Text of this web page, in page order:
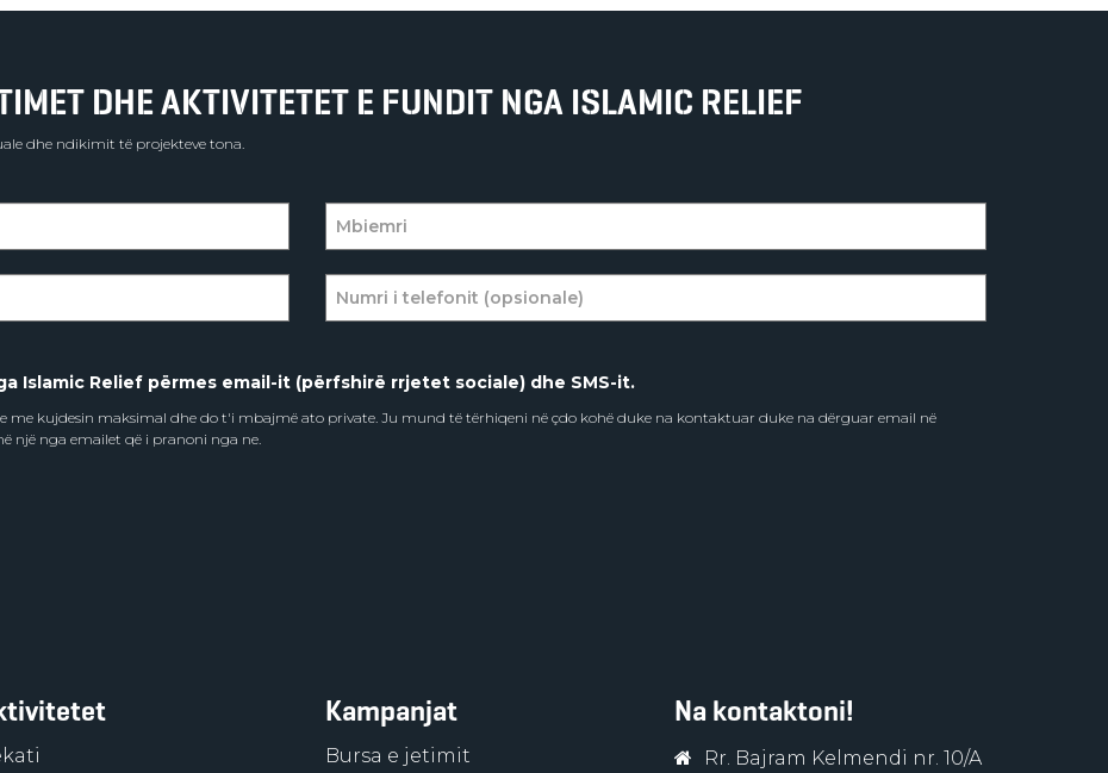
DHE AKTIVITETET E FUNDIT NGA ISLAMIC RELIEF
dhe ndikimit të projekteve tona.
Islamic Relief përmes email-it (përfshirë rrjetet sociale) dhe SMS-it.
kujdesin maksimal dhe do t'i mbajmë ato private. Ju mund të tërhiqeni në çdo kohë duke na kontaktuar duke na dërguar email në
një nga emailet që i pranoni nga ne.
Kampanjat
Bursa e jetimit
Na kontaktoni!
Rr. Bajram Kelmendi nr. 10/A